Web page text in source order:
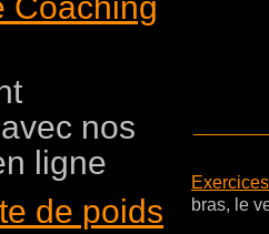
nos
ligne
de poids
bras, le